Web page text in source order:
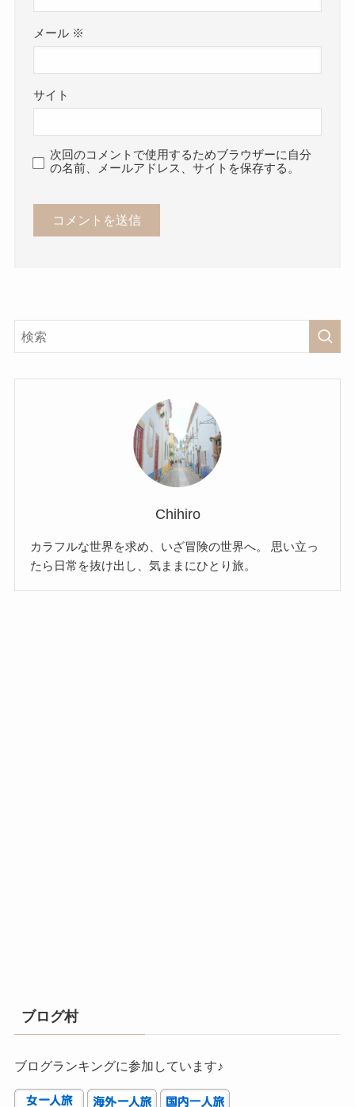
メール ※
サイト
次回のコメントで使用するためブラウザーに自分
の名前、メールアドレス、サイトを保存する。
Chihiro
カラフルな世界を求め、いざ冒険の世界へ。 思い立っ
たら日常を抜け出し、気ままにひとり旅。
ブログ村
ブログランキングに参加しています♪